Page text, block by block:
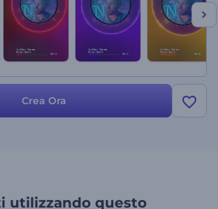
Crea Ora
utilizzando questo